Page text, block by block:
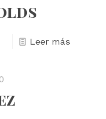
Leer más